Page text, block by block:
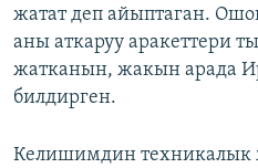
жатат деп айыптаган.
аны аткаруу аракеттери
жатканын, жакын арада
билдирген.
Келишимдин